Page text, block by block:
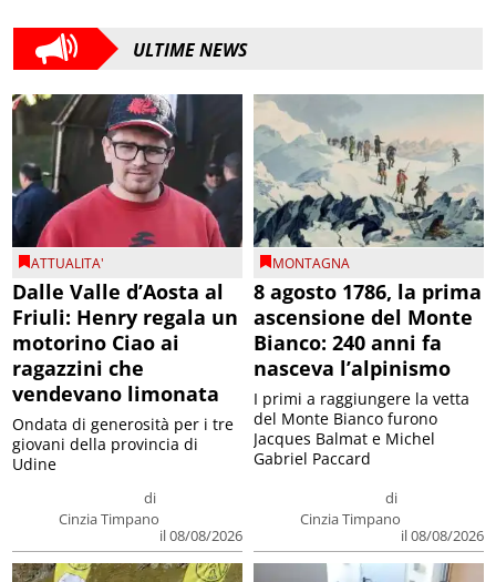
ULTIME NEWS
ATTUALITA'
Dalle Valle d’Aosta al
Friuli: Henry regala un
motorino Ciao ai
ragazzini che
vendevano limonata
di
Cinzia Timpano
il 08/08/2026
Ondata di generosità per i tre
giovani della provincia di
Udine
MONTAGNA
8 agosto 1786, la prima
ascensione del Monte
Bianco: 240 anni fa
nasceva l’alpinismo
di
Cinzia Timpano
il 08/08/2026
I primi a raggiungere la vetta
del Monte Bianco furono
Jacques Balmat e Michel
Gabriel Paccard